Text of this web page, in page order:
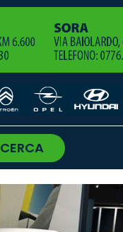
CERCA